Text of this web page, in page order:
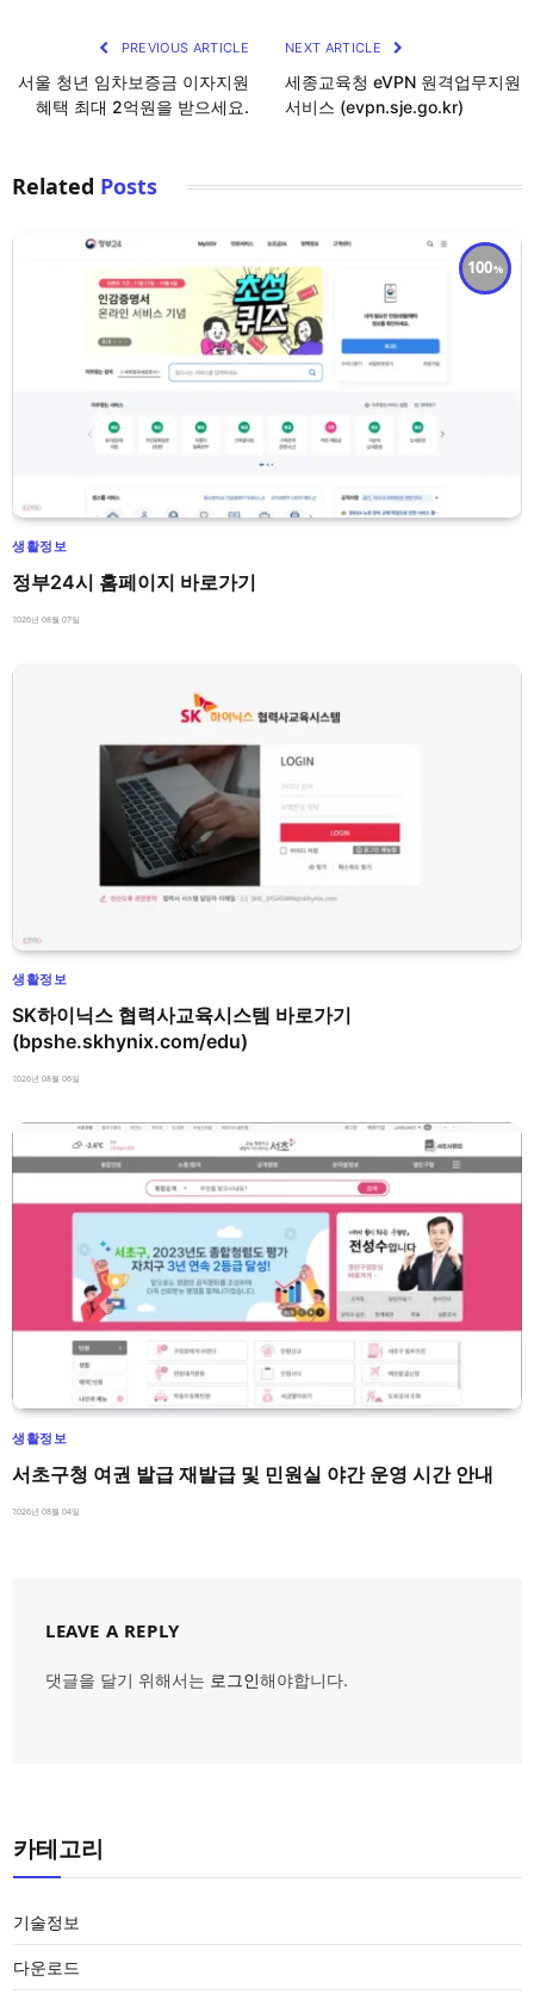
PREVIOUS ARTICLE
서울 청년 임차보증금 이자지원
혜택 최대 2억원을 받으세요.
NEXT ARTICLE
세종교육청 eVPN 원격업무지원
서비스 (evpn.sje.go.kr)
Related Posts
100
생활정보
정부24시 홈페이지 바로가기
2026년 08월 07일
생활정보
SK하이닉스 협력사교육시스템 바로가기
(bpshe.skhynix.com/edu)
2026년 08월 06일
생활정보
서초구청 여권 발급 재발급 및 민원실 야간 운영 시간 안내
2026년 08월 04일
LEAVE A REPLY
댓글을 달기 위해서는 로그인해야합니다.
카테고리
기술정보
다운로드